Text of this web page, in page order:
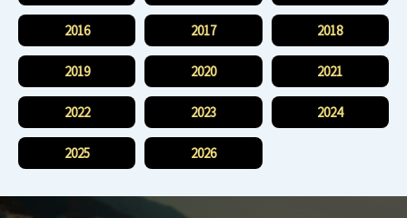
2016 2017 2018
2019 2020 2021
2022 2023 2024
2025 2026